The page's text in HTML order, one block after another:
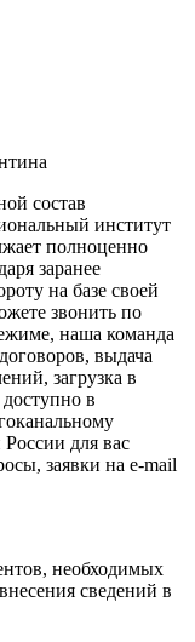
состав
институт
полноценно
заранее
на базе своей
звонить по
наша команда
выдача
загрузка в
в
для вас
заявки на e-mail
необходимых
сведений в